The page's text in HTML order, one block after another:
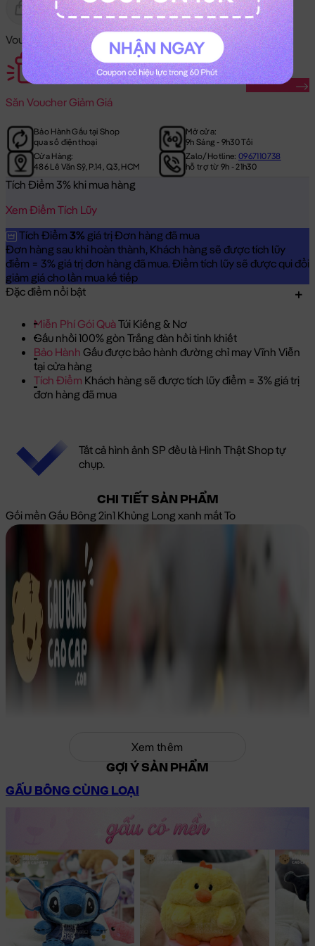
Gửi Tặng Hết Hàng
Voucher Mã Khuyến Mãi:
Săn Voucher Giảm Giá
Săn Ngay
Bảo Hành Gấu tại Shop
qua số điện thoại
Mở cửa:
9h Sáng - 9h30 Tối
Cửa Hàng:
486 Lê Văn Sỹ, P.14, Q.3, HCM
Zalo/Hotline:0967110738
hỗ trợ từ 9h - 21h30
Tích Điểm 3% khi mua hàng
Xem Điểm Tích Lũy
Tích Điểm 3% giá trị Đơn hàng đã mua
Đơn hàng sau khi hoàn thành, Khách hàng sẽ được tích lũy
điểm = 3% giá trị đơn hàng đã mua. Điểm tích lũy sẽ được qui đổi
giảm giá cho lần mua kế tiếp
Đặc điểm nổi bật
Miễn Phí Gói QuàTúi Kiếng & Nơ
Gấu nhồi 100% gòn Trắng đàn hồi tinh khiết
Bảo Hành Gấu được bảo hành đường chỉ may Vĩnh Viễn
tại cửa hàng
Tích Điểm Khách hàng sẽ được tích lũy điểm = 3% giá trị
đơn hàng đã mua
Tất cả hình ảnh SP đều là Hình Thật Shop tự
chụp.
CHI TIẾT SẢN PHẨM
Gối mền Gấu Bông 2in1 Khủng Long xanh mắt To
Xem thêm
GỢI Ý SẢN PHẨM
GẤU BÔNG CÙNG LOẠI